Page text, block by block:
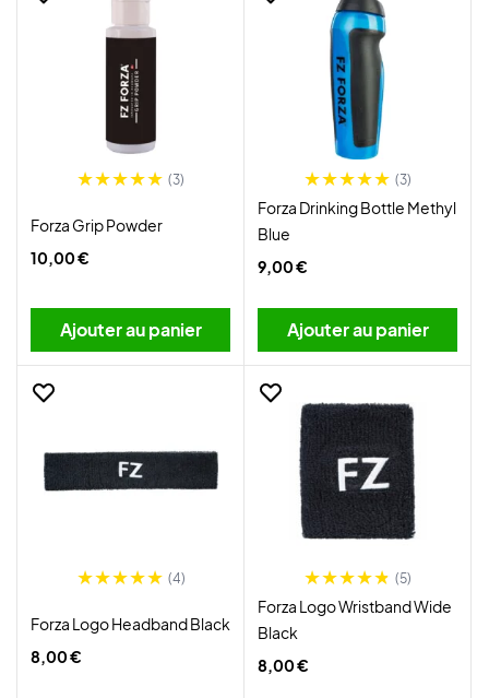
(3)
Forza Grip Powder
10,00 €
Ajouter au panier
(3)
Forza Drinking Bottle Methyl
Blue
9,00 €
Ajouter au panier
(4)
Forza Logo Headband Black
8,00 €
(5)
Forza Logo Wristband Wide
Black
8,00 €